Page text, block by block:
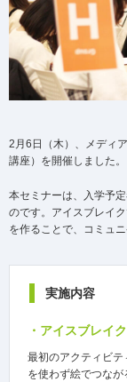
2月6日（木）、メディ
講座）を開催しました。
本セミナーは、入学予
のです。アイスブレイ
を作ることで、コミュ
実施内容
・アイスブレイ
最初のアクティビ
を使わず絵でつな